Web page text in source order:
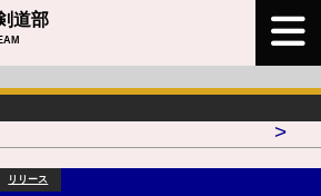
道部
>
リリース